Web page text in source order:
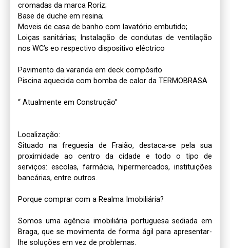
cromadas da marca Roriz;
Base de duche em resina;
Moveis de casa de banho com lavatório embutido;
Loiças sanitárias; Instalação de condutas de ventilação
nos WC’s eo respectivo dispositivo eléctrico
Pavimento da varanda em deck compósito
Piscina aquecida com bomba de calor da TERMOBRASA
“ Atualmente em Construção”
Localização:
Situado na freguesia de Fraião, destaca-se pela sua
proximidade ao centro da cidade e todo o tipo de
serviços: escolas, farmácia, hipermercados, instituições
bancárias, entre outros.
Porque comprar com a Realma Imobiliária?
Somos uma agência imobiliária portuguesa sediada em
Braga, que se movimenta de forma ágil para apresentar-
lhe soluções em vez de problemas.